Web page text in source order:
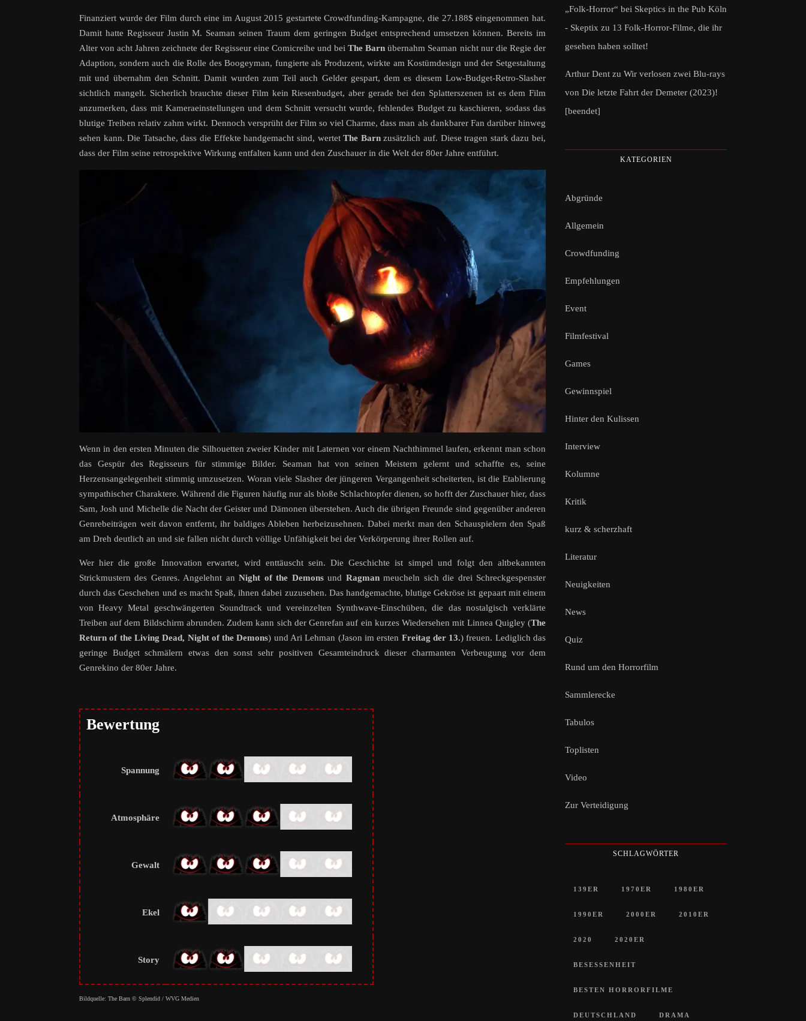
Finanziert wurde der Film durch eine im August 2015 gestartete Crowdfunding-Kampagne, die 27.188$ eingenommen hat.
Damit hatte Regisseur Justin M. Seaman seinen Traum dem geringen Budget entsprechend umsetzen können. Bereits im
Alter von acht Jahren zeichnete der Regisseur eine Comicreihe und beiThe Barn übernahm Seaman nicht nur die Regie der
Adaption, sondern auch die Rolle des Boogeyman, fungierte als Produzent, wirkte am Kostümdesign und der Setgestaltung
mit und übernahm den Schnitt. Damit wurden zum Teil auch Gelder gespart, dem es diesem Low-Budget-Retro-Slasher
sichtlich mangelt. Sicherlich brauchte dieser Film kein Riesenbudget, aber gerade bei den Splatterszenen ist es dem Film
anzumerken, dass mit Kameraeinstellungen und dem Schnitt versucht wurde, fehlendes Budget zu kaschieren, sodass das
blutige Treiben relativ zahm wirkt. Dennoch versprüht der Film so viel Charme, dass man als dankbarer Fan darüber hinweg
sehen kann. Die Tatsache, dass die Effekte handgemacht sind, wertetThe Barnzusätzlich auf. Diese tragen stark dazu bei,
dass der Film seine retrospektive Wirkung entfalten kann und den Zuschauer in die Welt der 80er Jahre entführt.
Wenn in den ersten Minuten die Silhouetten zweier Kinder mit Laternen vor einem Nachthimmel laufen, erkennt man schon
das Gespür des Regisseurs für stimmige Bilder. Seaman hat von seinen Meistern gelernt und schaffte es, seine
Herzensangelegenheit stimmig umzusetzen. Woran viele Slasher der jüngeren Vergangenheit scheiterten, ist die Etablierung
sympathischer Charaktere. Während die Figuren häufig nur als bloße Schlachtopfer dienen, so hofft der Zuschauer hier, dass
Sam, Josh und Michelle die Nacht der Geister und Dämonen überstehen. Auch die übrigen Freunde sind gegenüber anderen
Genrebeiträgen weit davon entfernt, ihr baldiges Ableben herbeizusehnen. Dabei merkt man den Schauspielern den Spaß
am Dreh deutlich an und sie fallen nicht durch völlige Unfähigkeit bei der Verkörperung ihrer Rollen auf.
Wer hier die große Innovation erwartet, wird enttäuscht sein. Die Geschichte ist simpel und folgt den altbekannten
Strickmustern des Genres. Angelehnt anNight of the Demonsund Ragmanmeucheln sich die drei Schreckgespenster
durch das Geschehen und es macht Spaß, ihnen dabei zuzusehen. Das handgemachte, blutige Gekröse ist gepaart mit einem
von Heavy Metal geschwängerten Soundtrack und vereinzelten Synthwave-Einschüben, die das nostalgisch verklärte
Treiben auf dem Bildschirm abrunden. Zudem kann sich der Genrefan auf ein kurzes Wiedersehen mit Linnea Quigley (The
Return of the Living Dead, Night of the Demons) und Ari Lehman (Jason im ersten Freitag der 13.) freuen. Lediglich das
geringe Budget schmälern etwas den sonst sehr positiven Gesamteindruck dieser charmanten Verbeugung vor dem
Genrekino der 80er Jahre.
Bewertung
Spannung
Atmosphäre
Gewalt
Ekel
Story
Bildquelle: The Barn © Splendid / WVG Medien
„Folk-Horror“ bei Skeptics in the Pub Köln
- Skeptix zu 13 Folk-Horror-Filme, die ihr
gesehen haben solltet!
Arthur Dent zu Wir verlosen zwei Blu-rays
von Die letzte Fahrt der Demeter (2023)!
[beendet]
KATEGORIEN
Abgründe
Allgemein
Crowdfunding
Empfehlungen
Event
Filmfestival
Games
Gewinnspiel
Hinter den Kulissen
Interview
Kolumne
Kritik
kurz & scherzhaft
Literatur
Neuigkeiten
News
Quiz
Rund um den Horrorfilm
Sammlerecke
Tabulos
Toplisten
Video
Zur Verteidigung
SCHLAGWÖRTER
139ER 1970ER 1980ER
1990ER 2000ER 2010ER
2020 2020ER
BESESSENHEIT
BESTEN HORRORFILME
DEUTSCHLAND DRAMA